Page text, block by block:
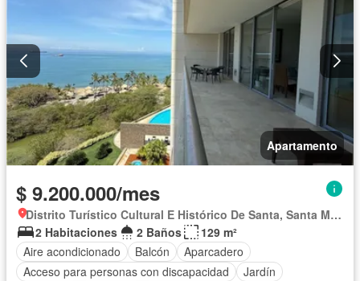
Apartamento
$ 9.200.000/mes
Distrito Turístico Cultural E Histórico De Santa, Santa Marta
2 Habitaciones
2 Baños
129 m²
Aire acondicionado
Balcón
Aparcadero
Acceso para personas con discapacidad
Jardín